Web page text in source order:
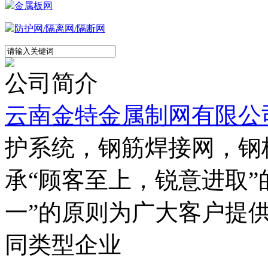
金属板网
防护网/隔离网/隔断网
公司简介
云南金特金属制网有限公
护系统，钢筋焊接网，
承“顾客至上，锐意进取
一”的原则为广大客户提
同类型企业